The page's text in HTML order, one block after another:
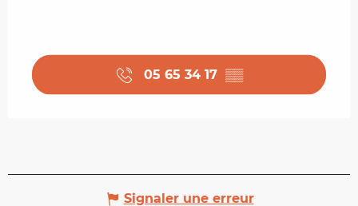
05 65 34 17 ▒▒
Signaler une erreur